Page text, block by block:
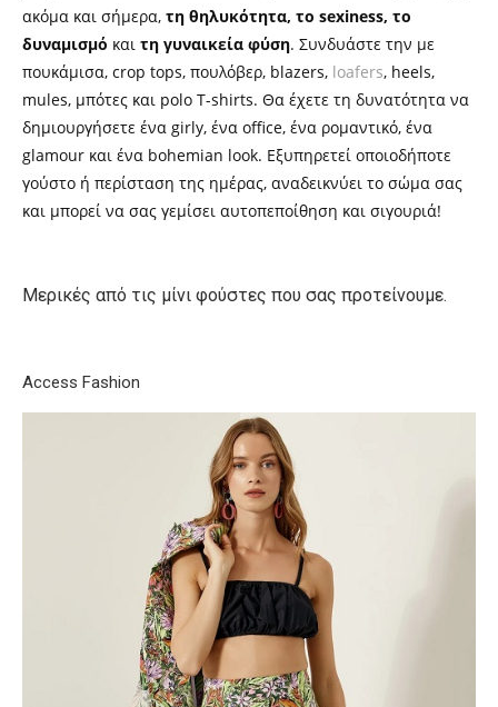
ακόμα και σήμερα, τη θηλυκότητα, το sexiness, το
δυναμισμό και τη γυναικεία φύση. Συνδυάστε την με
πουκάμισα, crop tops, πουλόβερ, blazers, loafers, heels,
mules, μπότες και polo T-shirts. Θα έχετε τη δυνατότητα να
δημιουργήσετε ένα girly, ένα office, ένα ρομαντικό, ένα
glamour και ένα bohemian look. Εξυπηρετεί οποιοδήποτε
γούστο ή περίσταση της ημέρας, αναδεικνύει το σώμα σας
και μπορεί να σας γεμίσει αυτοπεποίθηση και σιγουριά!
Μερικές από τις μίνι φούστες που σας προτείνουμε.
Access Fashion